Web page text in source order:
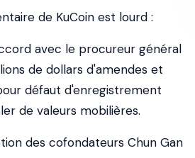
de KuCoin est lourd :
avec le procureur général
de dollars d'amendes et
défaut d'enregistrement
de valeurs mobilières.
des cofondateurs Chun Gan